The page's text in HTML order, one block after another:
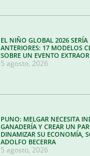
EL NIÑO GLOBAL 2026
ANTERIORES: 17 MODELOS
SOBRE UN EVENTO
5 agosto, 2026
PUNO: MELGAR NECESITA
GANADERÍA Y CREAR UN
DINAMIZAR SU ECONOMÍA,
ADOLFO BECERRA
5 agosto, 2026